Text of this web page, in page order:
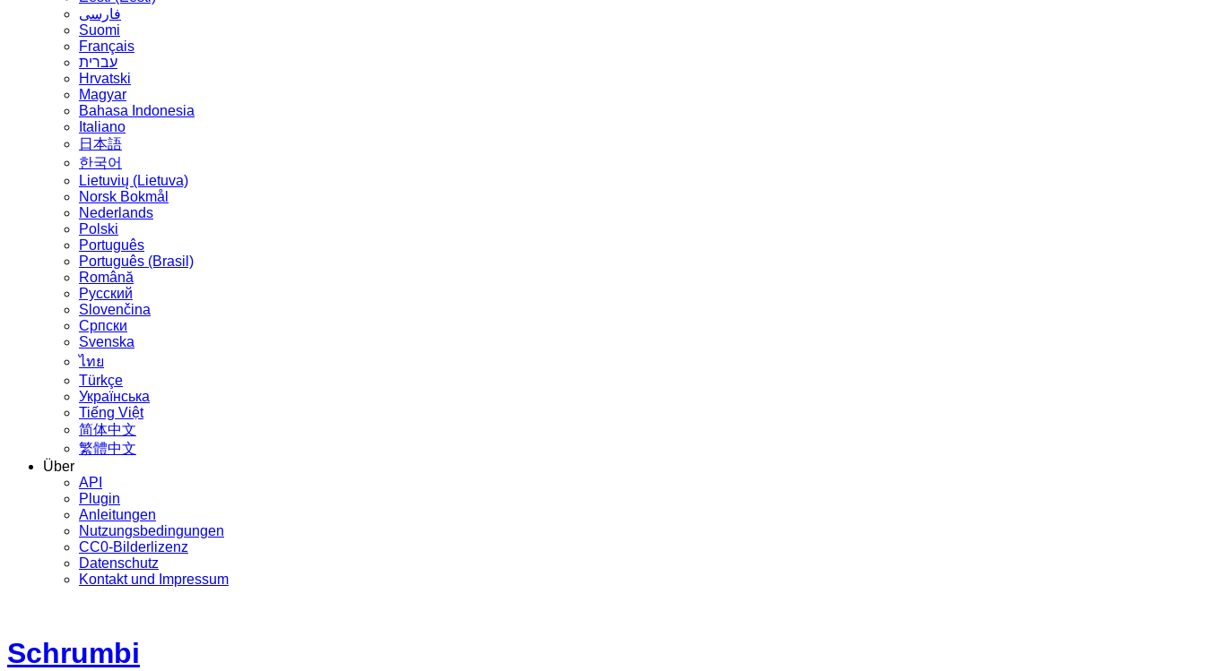
فارسی
Suomi
Français
עברית
Hrvatski
Magyar
Bahasa Indonesia
Italiano
日本語
한국어
Lietuvių (Lietuva)
‪Norsk Bokmål‬
Nederlands
Polski
Português
Português (Brasil)
Română
Русский
Slovenčina
Српски
Svenska
ไทย
Türkçe
Українська
Tiếng Việt
简体中文
繁體中文
Über
API
Plugin
Anleitungen
Nutzungsbedingungen
CC0-Bilderlizenz
Datenschutz
Kontakt und Impressum
Schrumbi